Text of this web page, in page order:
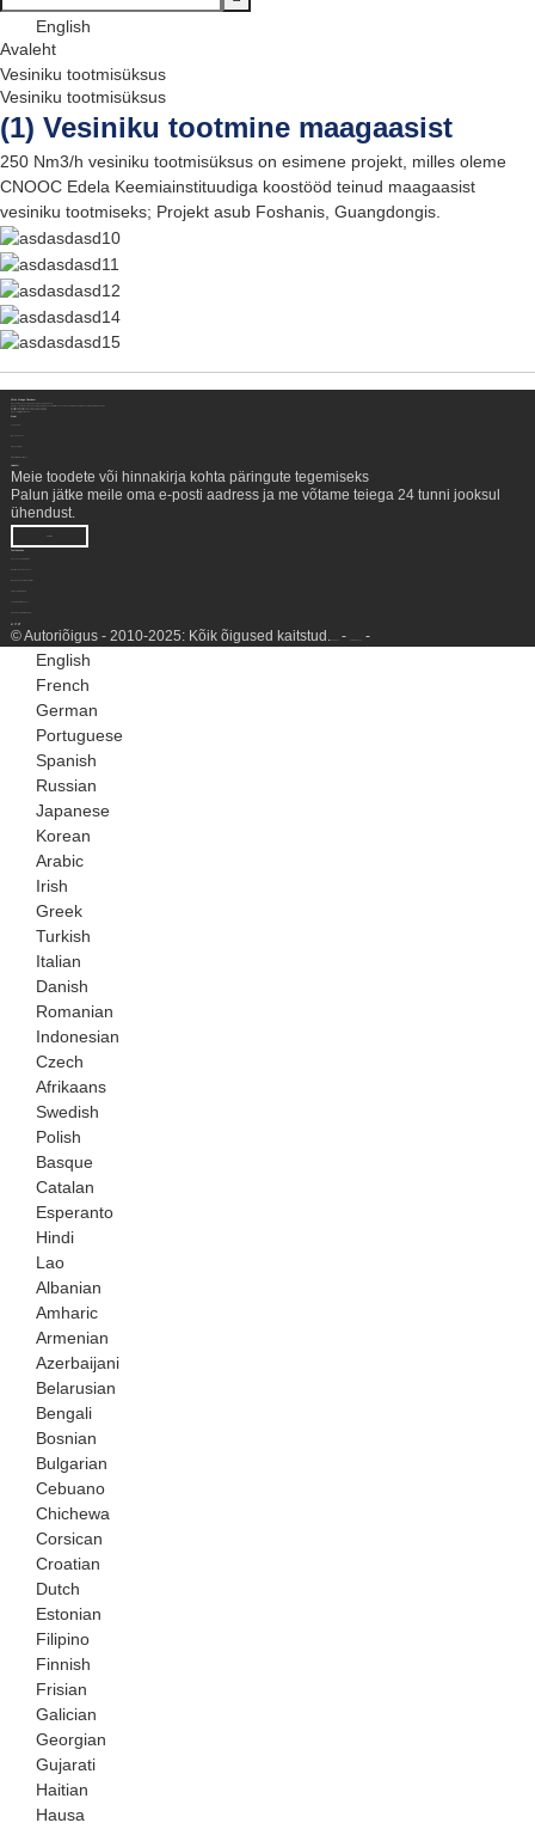
English
Avaleht
Vesiniku tootmisüksus
Vesiniku tootmisüksus
(1) Vesiniku tootmine maagaasist
250 Nm3/h vesiniku tootmisüksus on esimene projekt, milles oleme
CNOOC Edela Keemiainstituudiga koostööd teinud maagaasist
vesiniku tootmiseks; Projekt asub Foshanis, Guangdongis.
Võtke Meiega Ühendust
Meie toodete või hinnakirja kohta päringute tegemiseks
Palun jätke meile oma e-posti aadress ja me võtame teiega 24 tunni jooksul
ühendust.
© Autoriõigus - 2010-2025: Kõik õigused kaitstud. - -
English
French
German
Portuguese
Spanish
Russian
Japanese
Korean
Arabic
Irish
Greek
Turkish
Italian
Danish
Romanian
Indonesian
Czech
Afrikaans
Swedish
Polish
Basque
Catalan
Esperanto
Hindi
Lao
Albanian
Amharic
Armenian
Azerbaijani
Belarusian
Bengali
Bosnian
Bulgarian
Cebuano
Chichewa
Corsican
Croatian
Dutch
Estonian
Filipino
Finnish
Frisian
Galician
Georgian
Gujarati
Haitian
Hausa